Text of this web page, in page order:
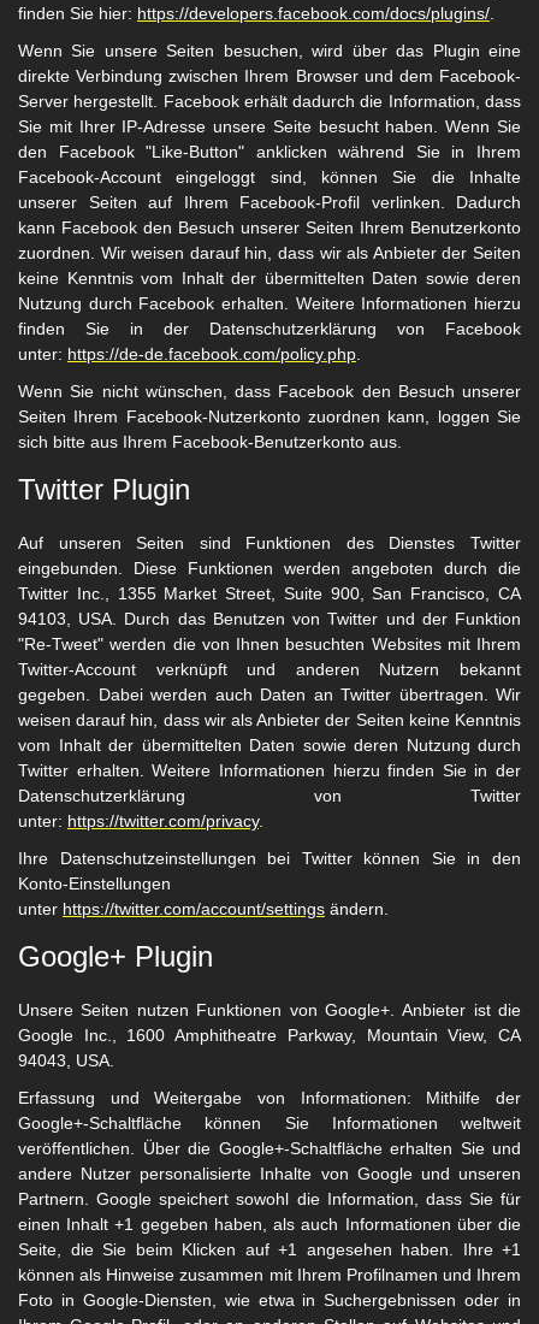
finden Sie hier: https://developers.facebook.com/docs/plugins/.
Wenn Sie unsere Seiten besuchen, wird über das Plugin eine
direkte Verbindung zwischen Ihrem Browser und dem Facebook-
Server hergestellt. Facebook erhält dadurch die Information, dass
Sie mit Ihrer IP-Adresse unsere Seite besucht haben. Wenn Sie
den Facebook "Like-Button" anklicken während Sie in Ihrem
Facebook-Account eingeloggt sind, können Sie die Inhalte
unserer Seiten auf Ihrem Facebook-Profil verlinken. Dadurch
kann Facebook den Besuch unserer Seiten Ihrem Benutzerkonto
zuordnen. Wir weisen darauf hin, dass wir als Anbieter der Seiten
keine Kenntnis vom Inhalt der übermittelten Daten sowie deren
Nutzung durch Facebook erhalten. Weitere Informationen hierzu
finden Sie in der Datenschutzerklärung von Facebook
unter: https://de-de.facebook.com/policy.php.
Wenn Sie nicht wünschen, dass Facebook den Besuch unserer
Seiten Ihrem Facebook-Nutzerkonto zuordnen kann, loggen Sie
sich bitte aus Ihrem Facebook-Benutzerkonto aus.
Twitter Plugin
Auf unseren Seiten sind Funktionen des Dienstes Twitter
eingebunden. Diese Funktionen werden angeboten durch die
Twitter Inc., 1355 Market Street, Suite 900, San Francisco, CA
94103, USA. Durch das Benutzen von Twitter und der Funktion
"Re-Tweet" werden die von Ihnen besuchten Websites mit Ihrem
Twitter-Account verknüpft und anderen Nutzern bekannt
gegeben. Dabei werden auch Daten an Twitter übertragen. Wir
weisen darauf hin, dass wir als Anbieter der Seiten keine Kenntnis
vom Inhalt der übermittelten Daten sowie deren Nutzung durch
Twitter erhalten. Weitere Informationen hierzu finden Sie in der
Datenschutzerklärung von Twitter
unter: https://twitter.com/privacy.
Ihre Datenschutzeinstellungen bei Twitter können Sie in den
Konto-Einstellungen
unter https://twitter.com/account/settings ändern.
Google+ Plugin
Unsere Seiten nutzen Funktionen von Google+. Anbieter ist die
Google Inc., 1600 Amphitheatre Parkway, Mountain View, CA
94043, USA.
Erfassung und Weitergabe von Informationen: Mithilfe der
Google+-Schaltfläche können Sie Informationen weltweit
veröffentlichen. Über die Google+-Schaltfläche erhalten Sie und
andere Nutzer personalisierte Inhalte von Google und unseren
Partnern. Google speichert sowohl die Information, dass Sie für
einen Inhalt +1 gegeben haben, als auch Informationen über die
Seite, die Sie beim Klicken auf +1 angesehen haben. Ihre +1
können als Hinweise zusammen mit Ihrem Profilnamen und Ihrem
Foto in Google-Diensten, wie etwa in Suchergebnissen oder in